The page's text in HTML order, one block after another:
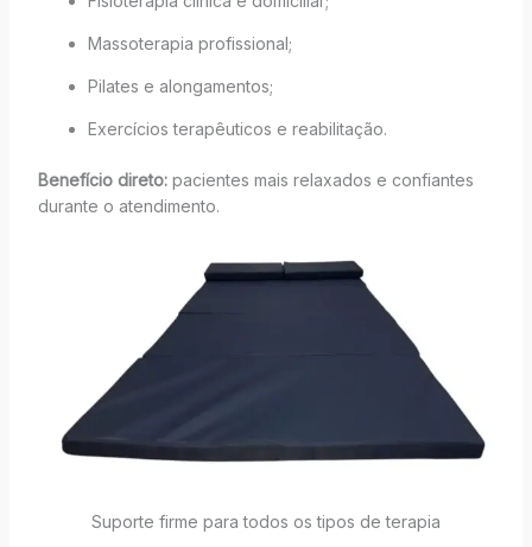
Massoterapia profissional;
Pilates e alongamentos;
Exercícios terapêuticos e reabilitação.
Benefício direto:pacientes mais relaxados e confiantes
durante o atendimento.
Suporte firme para todos os tipos de terapia